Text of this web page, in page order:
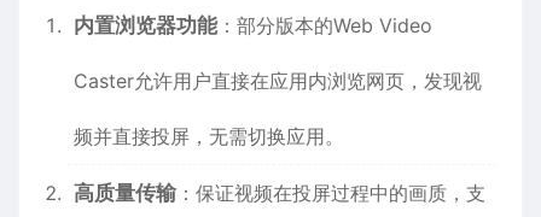
内置浏览器功能：部分版本的Web Video
Caster允许用户直接在应用内浏览网页，发现视
频并直接投屏，无需切换应用。
高质量传输 ：保证视频在投屏过程中的画质，支